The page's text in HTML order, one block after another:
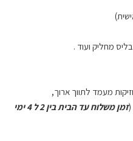
מחליק ועוד .
מעמד לתווך ארוך,
(
זמן משלוח עד הבית בין 2 ל 4 ימי